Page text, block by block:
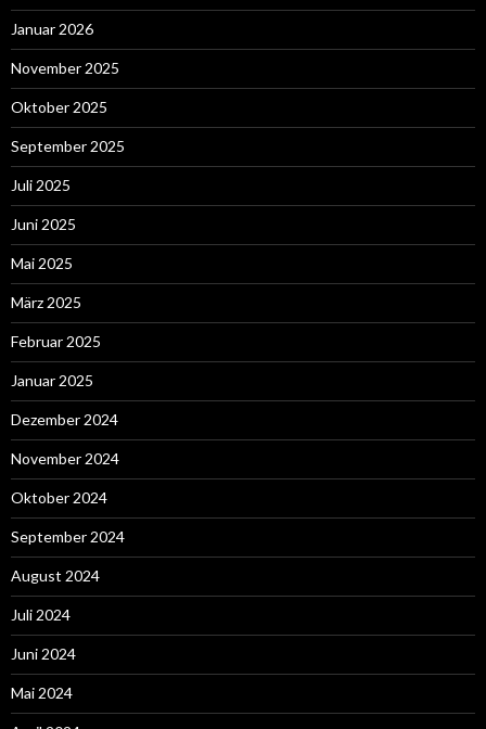
Januar 2026
November 2025
Oktober 2025
September 2025
Juli 2025
Juni 2025
Mai 2025
März 2025
Februar 2025
Januar 2025
Dezember 2024
November 2024
Oktober 2024
September 2024
August 2024
Juli 2024
Juni 2024
Mai 2024